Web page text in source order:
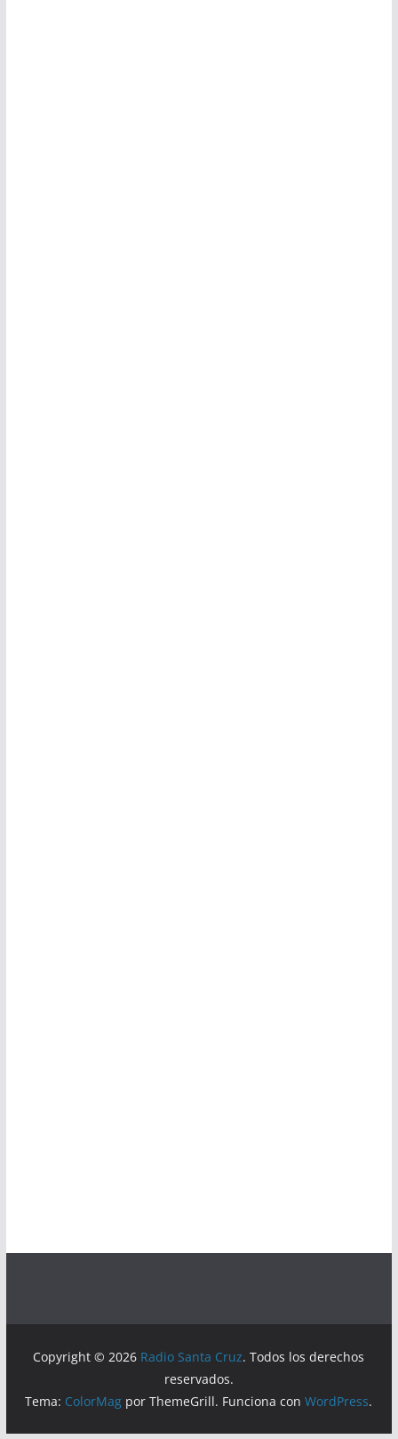
Copyright © 2026 Radio Santa Cruz. Todos los derechos
reservados.
Tema: ColorMag por ThemeGrill. Funciona conWordPress.